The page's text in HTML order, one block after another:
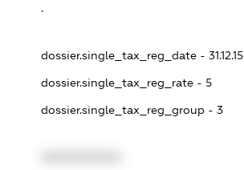
.
dossier.single_tax_reg_date - 31.12.15
dossier.single_tax_reg_rate - 5
dossier.single_tax_reg_group - 3